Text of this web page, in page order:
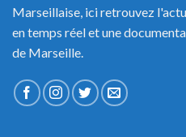
Marseillaise, ici retrouvez
en temps réel et une
de Marseille.